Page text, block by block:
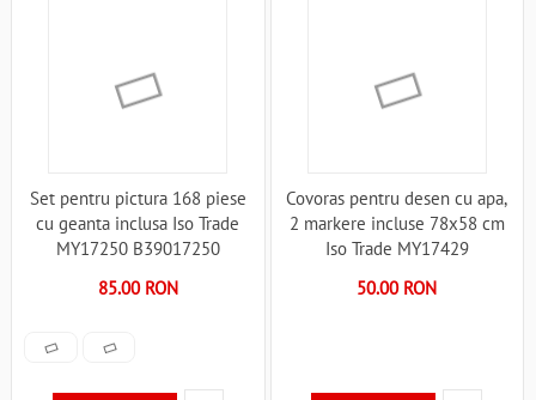
Set pentru pictura 168 piese
cu geanta inclusa Iso Trade
MY17250 B39017250
85.00 RON
Covoras pentru desen cu apa,
2 markere incluse 78x58 cm
Iso Trade MY17429
50.00 RON